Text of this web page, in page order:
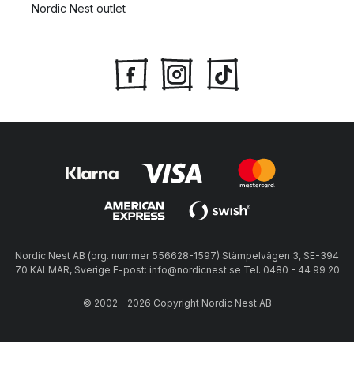
Nordic Nest outlet
Nordic Nest AB (org. nummer 556628-1597) Stämpelvägen 3, SE-394
70 KALMAR, Sverige E-post: info@nordicnest.se Tel. 0480 - 44 99 20
© 2002 - 2026 Copyright Nordic Nest AB